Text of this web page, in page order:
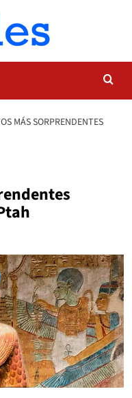
MÁS SORPRENDENTES